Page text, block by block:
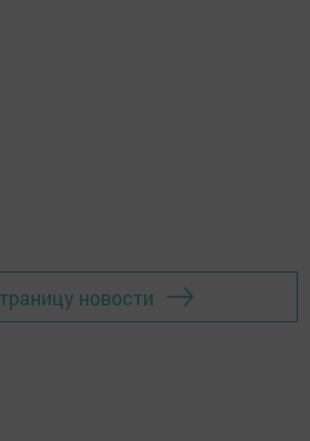
новости